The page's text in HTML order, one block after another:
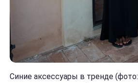
Синие аксессуары в тренде (фото: